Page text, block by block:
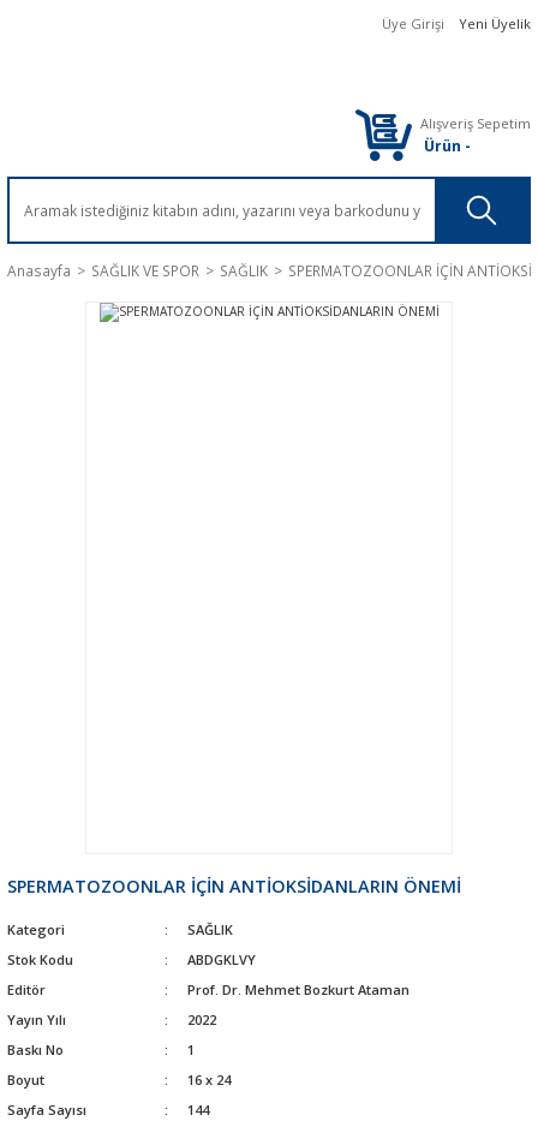
Üye Girişi Yeni Üyelik
Alışveriş Sepetim
Ürün -
Anasayfa SAĞLIK VE SPOR SAĞLIK SPERMATOZOONLAR İÇİN
SPERMATOZOONLAR İÇİN ANTİOKSİDANLARIN ÖNEMİ
Kategori
SAĞLIK
Stok Kodu
ABDGKLVY
Editör
Prof. Dr. Mehmet Bozkurt Ataman
Yayın Yılı
2022
Baskı No
1
Boyut
16 x 24
Sayfa Sayısı
144